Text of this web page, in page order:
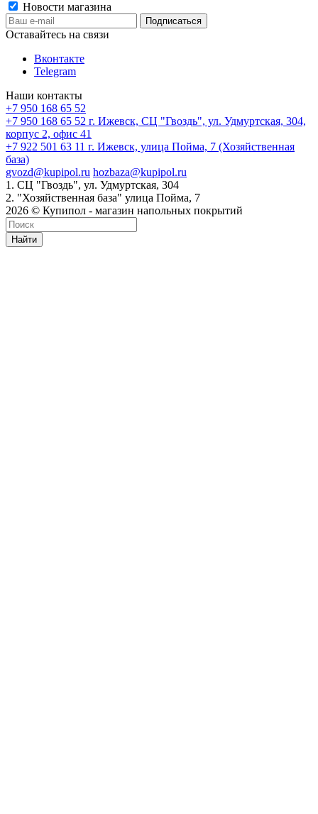
Новости магазина
Оставайтесь на связи
Вконтакте
Telegram
Наши контакты
+7 950 168 65 52
+7 950 168 65 52 г. Ижевск, СЦ "Гвоздь", ул. Удмуртская, 304,
корпус 2, офис 41
+7 922 501 63 11 г. Ижевск, улица Пойма, 7 (Хозяйственная
база)
gvozd@kupipol.ru hozbaza@kupipol.ru
1. СЦ "Гвоздь", ул. Удмуртская, 304
2. "Хозяйственная база" улица Пойма, 7
2026 © Купипол - магазин напольных покрытий
Найти